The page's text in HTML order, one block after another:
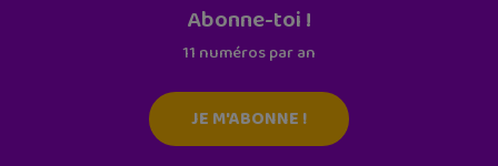
Abonne-toi !
11 numéros par an
JE M'ABONNE !